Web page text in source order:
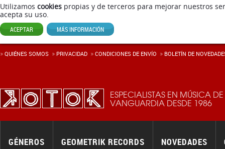
Utilizamos cookies propias y de terceros para mejorar nuestros
acepta su uso.
ACEPTAR MÁS INFORMACIÓN
ESPECIALISTAS EN MÚSICA DE
VANGUARDIA DESDE 1986
GÉNEROS GEOMETRIK RECORDS NOVEDADES
QUIÉNES SOMOS PRIVACIDAD CONDICIONES DE ENVÍ­O BOLETÍN DE